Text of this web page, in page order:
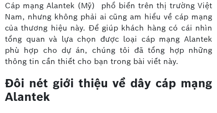
Cáp mạng Alantek (Mỹ) phổ biến trên thị trường Việt
Nam, nhưng không phải ai cũng am hiểu về cáp mạng
của thương hiệu này. Để giúp khách hàng có cái nhìn
tổng quan và lựa chọn được loại cáp mạng Alantek
phù hợp cho dự án, chúng tôi đã tổng hợp những
thông tin cần thiết cho bạn trong bài viết này.
Đôi nét giới thiệu về dây cáp mạng
Alantek